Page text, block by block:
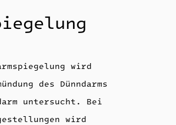
wird
des Dünndarms
untersucht. Bei
wird